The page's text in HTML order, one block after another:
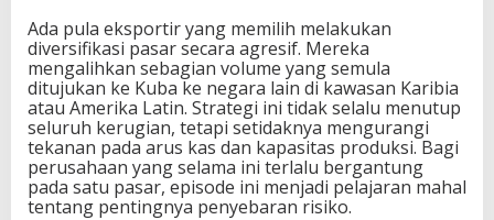
Ada pula eksportir yang memilih melakukan
diversifikasi pasar secara agresif. Mereka
mengalihkan sebagian volume yang semula
ditujukan ke Kuba ke negara lain di kawasan Karibia
atau Amerika Latin. Strategi ini tidak selalu menutup
seluruh kerugian, tetapi setidaknya mengurangi
tekanan pada arus kas dan kapasitas produksi. Bagi
perusahaan yang selama ini terlalu bergantung
pada satu pasar, episode ini menjadi pelajaran mahal
tentang pentingnya penyebaran risiko.